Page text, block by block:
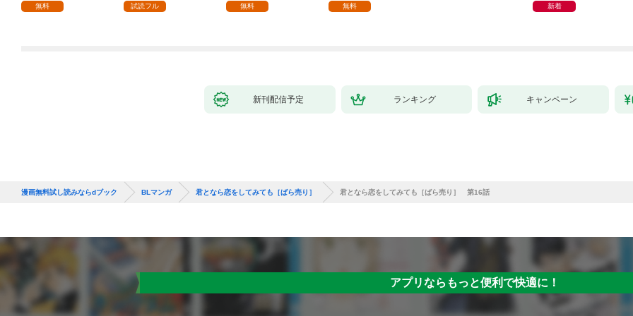
無料 試読フル 無料 無料 新着
新刊配信予定 ランキング キャンペーン
漫画無料試し読みならdブック BLマンガ 君となら恋をしてみても［ばら売り］ 君となら恋をしてみても［ばら売り］ 第16話
アプリならもっと便利で快適に！